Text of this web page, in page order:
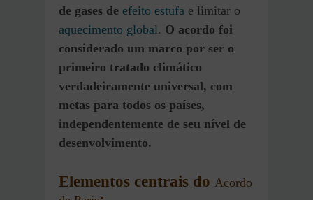
de gases de efeito estufa e limitar o
aquecimento global. O acordo foi
considerado um marco por ser o
primeiro tratado climático
verdadeiramente universal, com
metas para todos os países,
independentemente de seu nível de
desenvolvimento.
Elementos centrais do Acordo